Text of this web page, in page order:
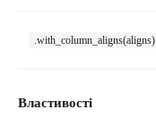
.with_column_aligns(aligns)
Властивості